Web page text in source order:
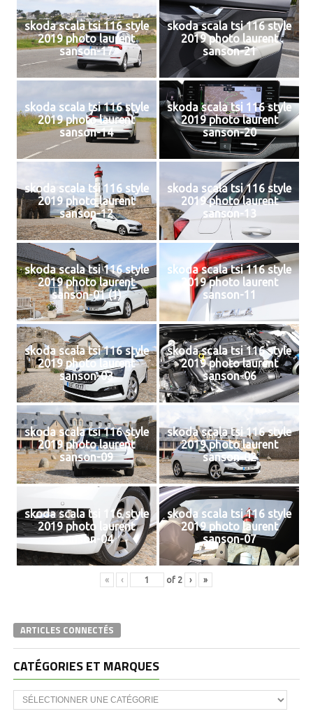
skoda scala tsi 116 style
2019 photo laurent
sanson-17
skoda scala tsi 116 style
2019 photo laurent
sanson-21
skoda scala tsi 116 style
2019 photo laurent
sanson-14
skoda scala tsi 116 style
2019 photo laurent
sanson-20
skoda scala tsi 116 style
2019 photo laurent
sanson-12
skoda scala tsi 116 style
2019 photo laurent
sanson-13
skoda scala tsi 116 style
2019 photo laurent
sanson-01 (1)
skoda scala tsi 116 style
2019 photo laurent
sanson-11
skoda scala tsi 116 style
2019 photo laurent
sanson-03
skoda scala tsi 116 style
2019 photo laurent
sanson-06
skoda scala tsi 116 style
2019 photo laurent
sanson-09
skoda scala tsi 116 style
2019 photo laurent
sanson-02
skoda scala tsi 116 style
2019 photo laurent
sanson-04
skoda scala tsi 116 style
2019 photo laurent
sanson-07
« ‹ of 2 › »
ARTICLES CONNECTÉS
CATÉGORIES ET MARQUES
Catégories
et